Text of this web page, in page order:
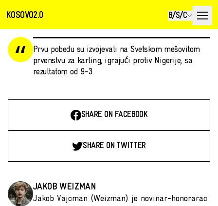
KOSOVO2.0 B/S/C
Prvu pobedu su izvojevali na Svetskom mešovitom
prvenstvu za karling, igrajući protiv Nigerije, sa
rezultatom od 9-3.
SHARE ON FACEBOOK
SHARE ON TWITTER
JAKOB WEIZMAN
Jakob Vajcman (Weizman) je novinar-honorarac